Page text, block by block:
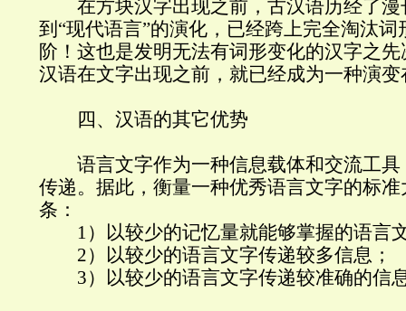
在方块汉字出现之前，古汉语历经了漫
到“现代语言”的演化，已经跨上完全淘汰
阶！这也是发明无法有词形变化的汉字之
汉语在文字出现之前，就已经成为一种演
四、汉语的其它优势
语言文字作为一种信息载体和交流工具
传递。据此，衡量一种优秀语言文字的标
条：
1）以较少的记忆量就能够掌握的语言
2）以较少的语言文字传递较多信息；
3）以较少的语言文字传递较准确的信